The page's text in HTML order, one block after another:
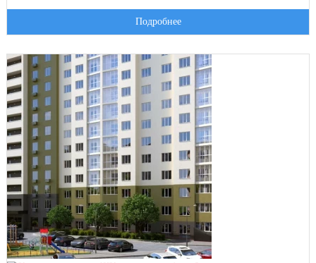
Подробнее